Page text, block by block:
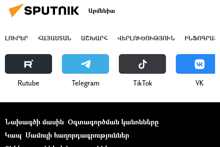
Արմենիա
ԼՈՒՐԵՐ ՀԱՅԱՍՏԱՆ ԱՇԽԱՐՀ ՎԵՐԼՈՒԾՈՒԹՅՈՒՆ
Rutube Telegram ТikТоk VK
Նախագծի մասին Օգտագործման կանոնները
Կապ Մամուլի հաղորդագրություններ